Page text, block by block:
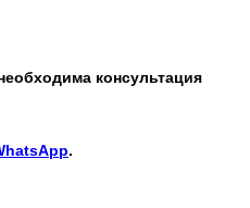
консультация
.